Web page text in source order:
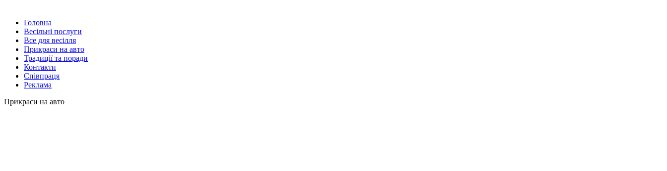
Головна
Весільні послуги
Все для весілля
Прикраси на авто
Традиції та поради
Контакти
Співпраця
Реклама
Прикраси на авто